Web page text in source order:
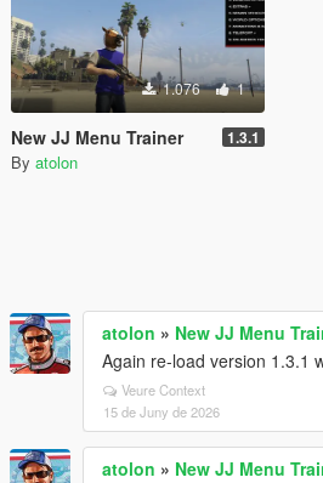
1.076 1
New JJ Menu Trainer 1.3.1
By atolon
atolon » New JJ Menu
Again re-load version 1.3.1
Veure Context
15 de Juny de 2026
atolon » New JJ Menu